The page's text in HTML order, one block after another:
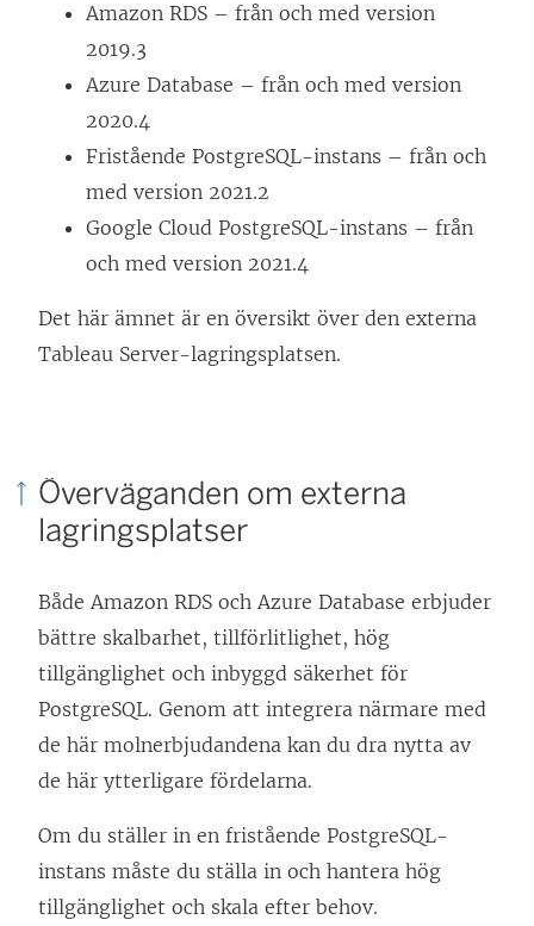
Amazon RDS – från och med version
2019.3
Azure Database – från och med version
2020.4
Fristående PostgreSQL-instans – från och
med version 2021.2
Google Cloud PostgreSQL-instans – från
och med version 2021.4
Det här ämnet är en översikt över den externa
Tableau Server-lagringsplatsen.
Överväganden om externa
lagringsplatser
Både Amazon RDS och Azure Database erbjuder
bättre skalbarhet, tillförlitlighet, hög
tillgänglighet och inbyggd säkerhet för
PostgreSQL. Genom att integrera närmare med
de här molnerbjudandena kan du dra nytta av
de här ytterligare fördelarna.
Om du ställer in en fristående PostgreSQL-
instans måste du ställa in och hantera hög
tillgänglighet och skala efter behov.